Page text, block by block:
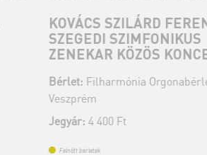
KOVÁCS SZILÁRD
SZEGEDI SZIMFONIKUS
ZENEKAR KÖZÖS
Bérlet: Filharmónia
Veszprém
Jegyár: 4 400 Ft
Felnőtt bérletek